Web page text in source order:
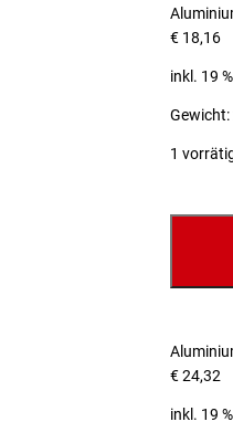
€18,16
inkl. 19
Gewicht:
1
€24,32
inkl. 19